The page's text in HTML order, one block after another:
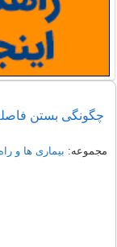
چگونگی بستن
مجموعه: بیماری ها و